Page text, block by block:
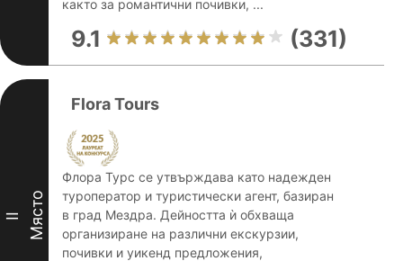
както за романтични почивки, ...
9.1 (331)
II Място
Flora Tours
Флора Турс се утвърждава като надежден
туроператор и туристически агент, базиран
в град Мездра. Дейността ѝ обхваща
организиране на различни екскурзии,
почивки и уикенд предложения,